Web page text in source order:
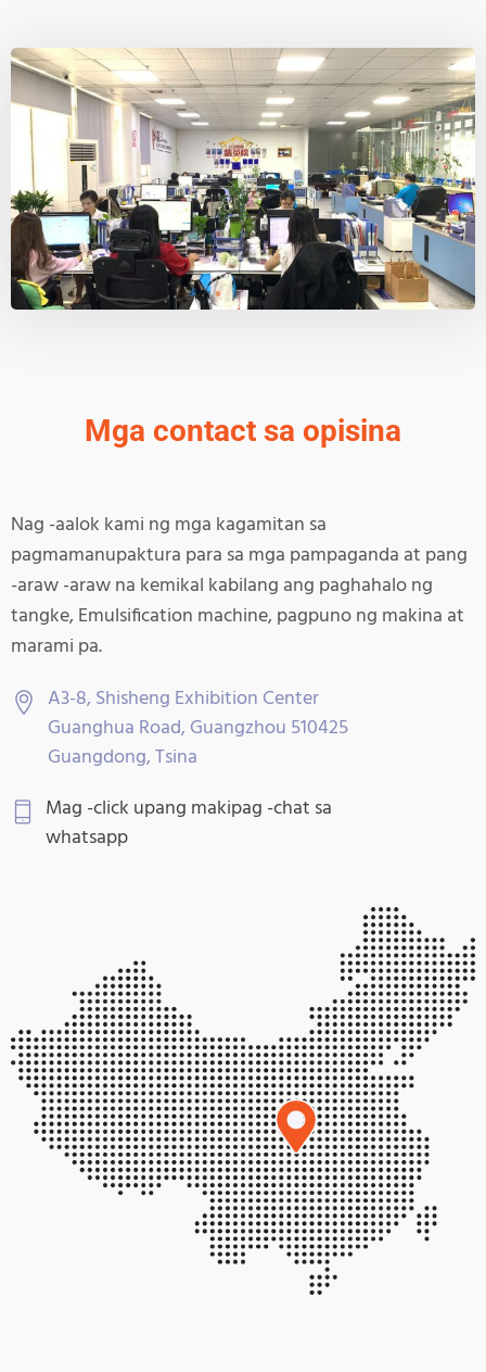
Mga contact sa opisina
Nag -aalok kami ng mga kagamitan sa
pagmamanupaktura para sa mga pampaganda at pang
-araw -araw na kemikal kabilang ang paghahalo ng
tangke, Emulsification machine, pagpuno ng makina at
marami pa.
A3-8, Shisheng Exhibition Center
Guanghua Road, Guangzhou 510425
Guangdong, Tsina
Mag -click upang makipag -chat sa
whatsapp